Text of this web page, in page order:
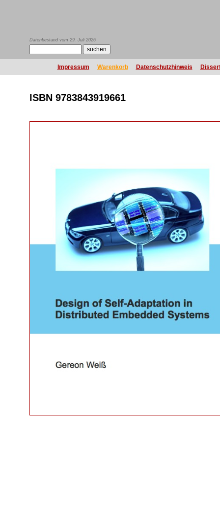
Datenbestand vom 29. Juli 2026
Impressum Warenkorb Datenschutzhinweis
ISBN 9783843919661